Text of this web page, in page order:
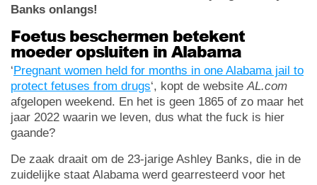
Banks onlangs!
Foetus beschermen betekent
moeder opsluiten in Alabama
‘Pregnant women held for months in one Alabama jail to
protect fetuses from drugs‘, kopt de websiteAL.com
afgelopen weekend. En het is geen 1865 of zo maar het
jaar 2022 waarin we leven, dus what the fuck is hier
gaande?
De zaak draait om de 23-jarige Ashley Banks, die in de
zuidelijke staat Alabama werd gearresteerd voor het